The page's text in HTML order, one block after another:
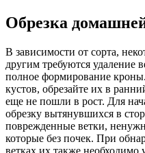
Обрезка
В зависимости от сорта,
другим требуются удаление
полное формирование
кустов, обрезайте их в
еще не пошли в рост. Для
обрезку вытянувшихся в
поврежденные ветки,
которые без почек. При
ветках их также необходимо